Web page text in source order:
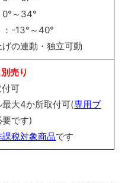
0°～34°
-13°～40°
の連動・独立可動
売り
付可
最大4か所取付可(専用ブ
要です)
課税対象商品です